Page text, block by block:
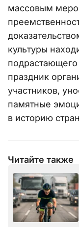
массовым
культуры
праздник
участников,
памятные
в историю
Читайте также